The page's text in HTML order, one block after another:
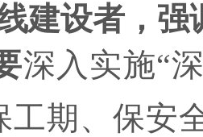
建设者，
深入实施“
工期、保安